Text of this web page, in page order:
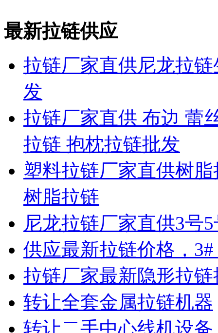
最新拉链供应
拉链厂家直供尼龙拉
发
拉链厂家直供 布边 蕾
拉链 抱枕拉链批发
塑料拉链厂家直供树
树脂拉链
尼龙拉链厂家直供3号
供应最新拉链价格，
拉链厂家最新隐形拉
转让全套金属拉链机器
转让二手中心线机设